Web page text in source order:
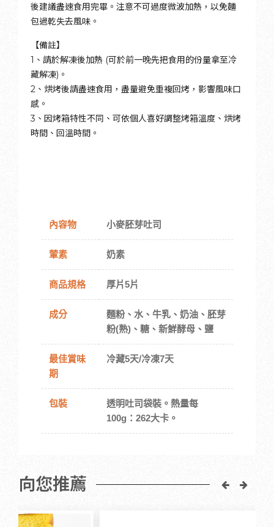
後建議盡速食用完畢。注意不可過度微波加熱，以免麵
包過乾失去風味。
【備註】
1、請於解凍後加熱 (可於前一晚先把食用的份量拿至冷
藏解凍)。
2、烘烤後請盡速食用，盡量避免重複回烤，影響風味口
感。
3、因烤箱特性不同、可依個人喜好調整烤箱溫度、烘烤
時間、回溫時間。
內容物 小麥胚芽吐司
葷素 奶素
商品規格 厚片5片
成分
麵粉、水、牛乳、奶油、胚芽
粉(熟)、糖、新鮮酵母、鹽
最佳賞味
期
冷藏5天/冷凍7天
包裝
透明吐司袋裝。熱量每
100g：262大卡。
向您推薦